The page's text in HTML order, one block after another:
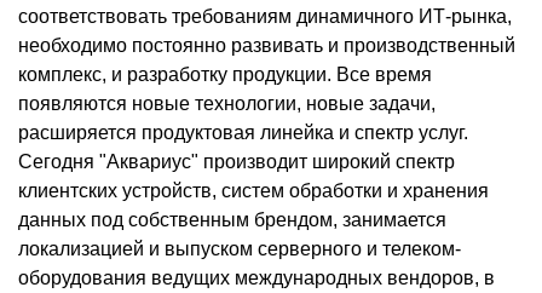
соответствовать требованиям динамичного ИТ-рынка,
необходимо постоянно развивать и производственный
комплекс, и разработку продукции. Все время
появляются новые технологии, новые задачи,
расширяется продуктовая линейка и спектр услуг.
Сегодня "Аквариус" производит широкий спектр
клиентских устройств, систем обработки и хранения
данных под собственным брендом, занимается
локализацией и выпуском серверного и телеком-
оборудования ведущих международных вендоров, в